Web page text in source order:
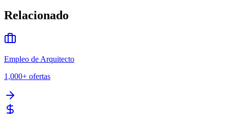
Relacionado
Empleo de Arquitecto
1,000+ ofertas